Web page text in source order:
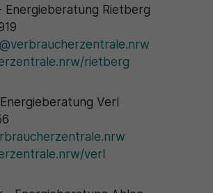
Energieberatung Rietberg
rietberg
Verl
verl